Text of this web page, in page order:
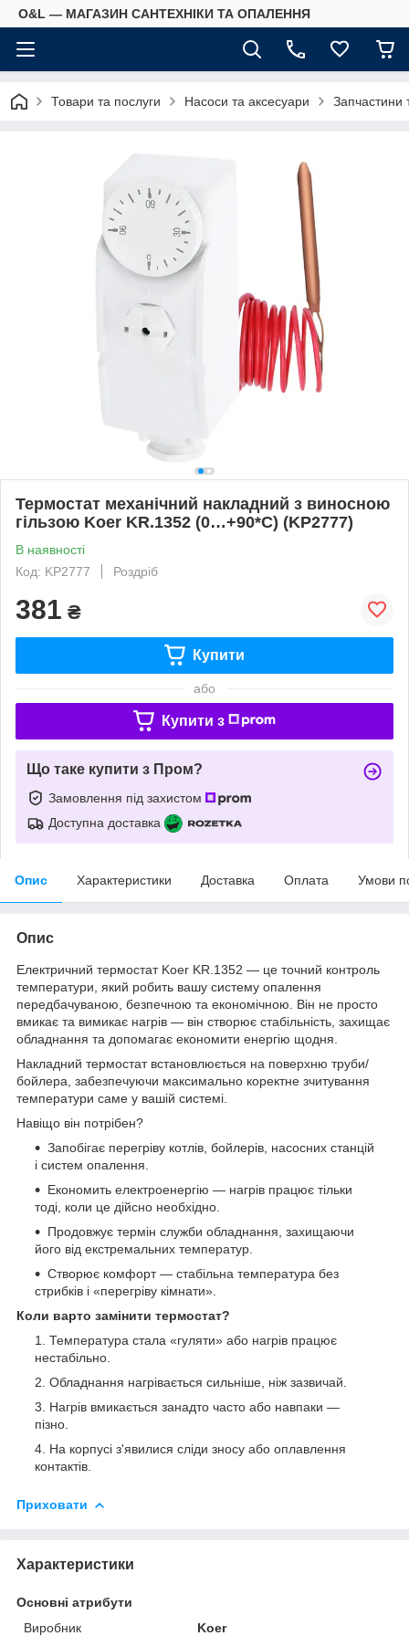
O&L — МАГАЗИН САНТЕХНІКИ ТА ОПАЛЕННЯ
Товари та послуги Насоси та аксесуари Запчастини
Термостат механічний накладний з виносною
гільзою Koer KR.1352 (0…+90*C) (KP2777)
В наявності
Код: KP2777
Роздріб
381 ₴
Купити
або
Купити з
Що таке купити з Пром?
Замовлення під захистом
Доступна доставка
Опис Характеристики Доставка Оплата Умови
Опис
Електричний термостат Koer KR.1352 — це точний контроль
температури, який робить вашу систему опалення
передбачуваною, безпечною та економічною. Він не просто
вмикає та вимикає нагрів — він створює стабільність, захищає
обладнання та допомагає економити енергію щодня.
Накладний термостат встановлюється на поверхню труби/
бойлера, забезпечуючи максимально коректне зчитування
температури саме у вашій системі.
Навіщо він потрібен?
Запобігає перегріву котлів, бойлерів, насосних станцій
і систем опалення.
Економить електроенергію — нагрів працює тільки
тоді, коли це дійсно необхідно.
Продовжує термін служби обладнання, захищаючи
його від екстремальних температур.
Створює комфорт — стабільна температура без
стрибків і «перегріву кімнати».
Коли варто замінити термостат?
Температура стала «гуляти» або нагрів працює
нестабільно.
Обладнання нагрівається сильніше, ніж зазвичай.
Нагрів вмикається занадто часто або навпаки —
пізно.
На корпусі з'явилися сліди зносу або оплавлення
контактів.
Приховати
Характеристики
Основні атрибути
Виробник
Koer